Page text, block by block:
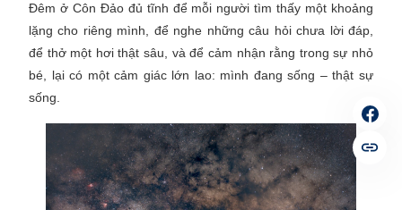
Đêm ở Côn Đảo đủ tĩnh để mỗi người tìm thấy một khoảng
lặng cho riêng mình, để nghe những câu hỏi chưa lời đáp,
để thở một hơi thật sâu, và để cảm nhận rằng trong sự nhỏ
bé, lại có một cảm giác lớn lao: mình đang sống – thật sự
sống.